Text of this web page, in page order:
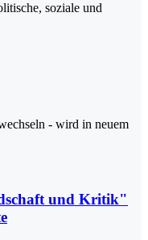
soziale und
- wird in neuem
und Kritik"